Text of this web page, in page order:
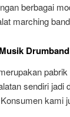
berbagai
marching
sendiri jadi
kami